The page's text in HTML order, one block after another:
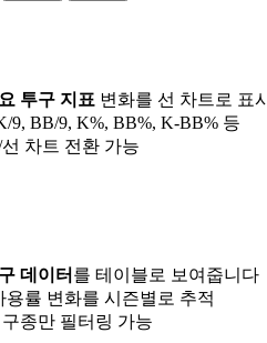
투구 지표 변화를 선 차트로 표시
9, BB/9, K%, BB%, K-BB% 등
차트 전환 가능
데이터 를 테이블로 보여줍니다
용률 변화를 시즌별로 추적
종만 필터링 가능